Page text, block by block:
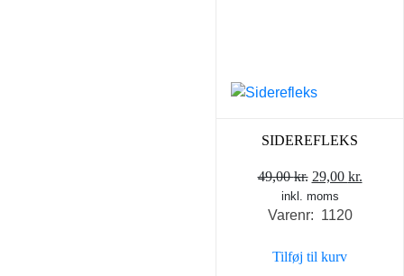
SIDEREFLEKS
49,00kr. Den
oprindelige
pris
49,00 kr..
29,00 kr.Den
inkl. moms
Varenr: 1120
Tilføj til kurv